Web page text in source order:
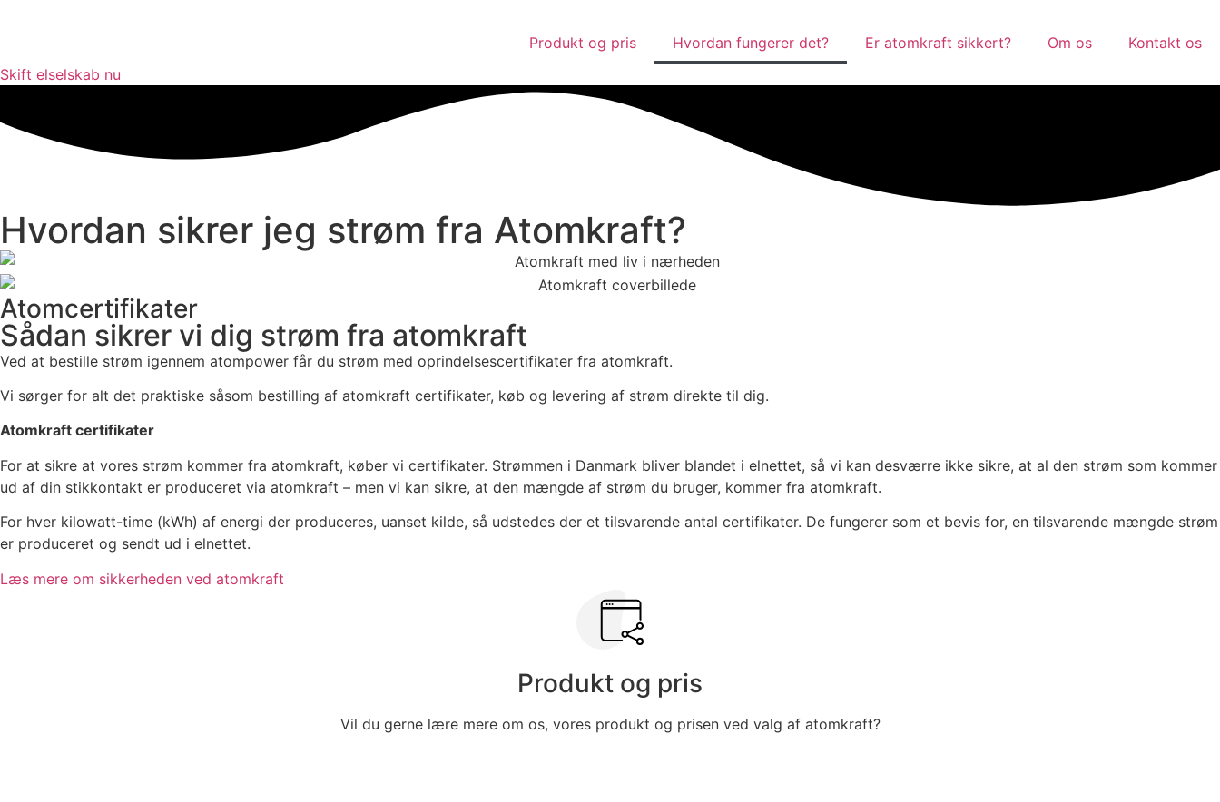
Produkt og pris Hvordan fungerer det? Er atomkraft sikkert? Om os
Kontakt os
Skift elselskab nu
Hvordan sikrer jeg strøm fra Atomkraft?
Atomcertifikater
Sådan sikrer vi dig strøm fra atomkraft
Ved at bestille strøm igennem atompower får du strøm med oprindelsescertifikater fra atomkraft.
Vi sørger for alt det praktiske såsom bestilling af atomkraft certifikater, køb og levering af strøm direkte til dig.
Atomkraft certifikater
For at sikre at vores strøm kommer fra atomkraft, køber vi certifikater. Strømmen i Danmark bliver blandet i elnettet, så vi kan desværre ikke sikre, at al den strøm som kommer
ud af din stikkontakt er produceret via atomkraft – men vi kan sikre, at den mængde af strøm du bruger, kommer fra atomkraft.
For hver kilowatt-time (kWh) af energi der produceres, uanset kilde, så udstedes der et tilsvarende antal certifikater. De fungerer som et bevis for, en tilsvarende mængde strøm
er produceret og sendt ud i elnettet.
Læs mere om sikkerheden ved atomkraft
Produkt og pris
Vil du gerne lære mere om os, vores produkt og prisen ved valg af atomkraft?